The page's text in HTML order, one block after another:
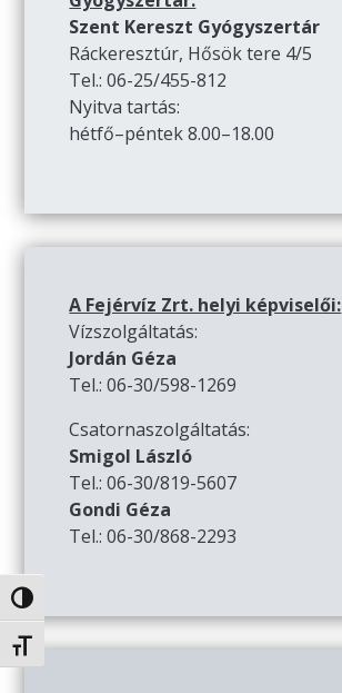
Nagy kontraszt váltása
Betűméret váltása
Szent Kereszt Gyógyszertár
Ráckeresztúr, Hősök tere 4/5
Tel.: 06-25/455-812
Nyitva tartás:
hétfő–péntek 8.00–18.00
A Fejérvíz Zrt. helyi képviselői:
Vízszolgáltatás:
Jordán Géza
Tel.: 06-30/598-1269
Csatornaszolgáltatás:
Smigol László
Tel.: 06-30/819-5607
Gondi Géza
Tel.: 06-30/868-2293